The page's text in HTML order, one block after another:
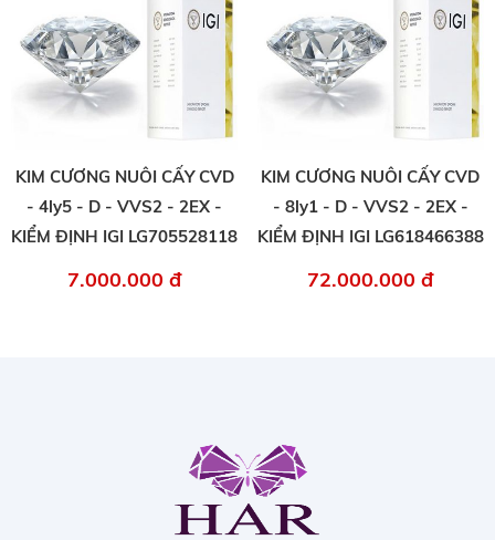
KIM CƯƠNG NUÔI CẤY CVD
- 4ly5 - D - VVS2 - 2EX -
KIỂM ĐỊNH IGI LG705528118
7.000.000 đ
KIM CƯƠNG NUÔI CẤY CVD
- 8ly1 - D - VVS2 - 2EX -
KIỂM ĐỊNH IGI LG618466388
72.000.000 đ